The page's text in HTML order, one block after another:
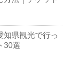
知県観光で行っ
30選